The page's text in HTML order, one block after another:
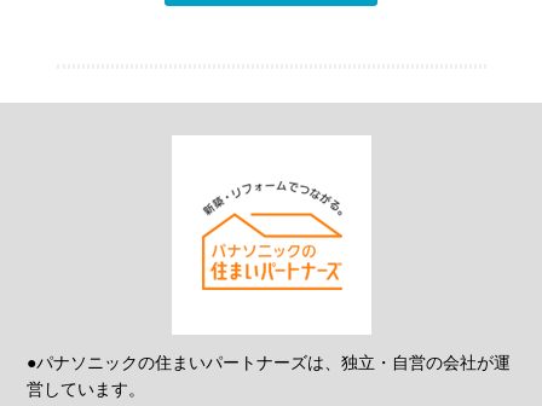
●パナソニックの住まいパートナーズは、独立・自営の会社が運
営しています。